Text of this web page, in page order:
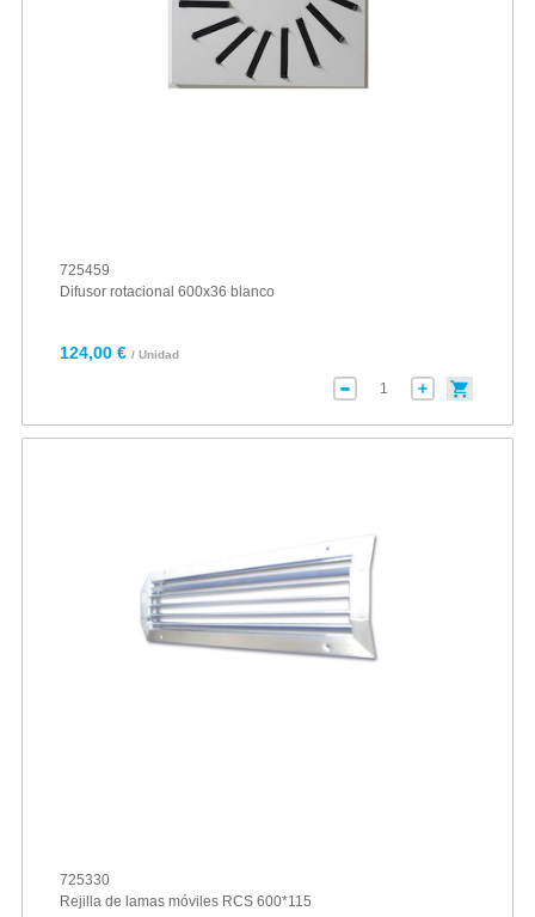
725459
Difusor rotacional 600x36 blanco
124,00 € / Unidad
725330
Rejilla de lamas móviles RCS 600*115